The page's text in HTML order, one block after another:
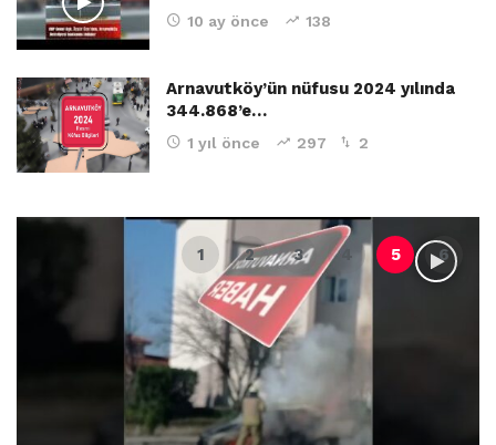
10 ay önce 138
Arnavutköy’ün nüfusu 2024 yılında
344.868’e…
1 yıl önce 297 2